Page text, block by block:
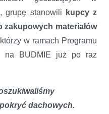
grupę stanowili
kupcy z
materiałów
w ramach Programu
na BUDMIE już po raz
dachowych.